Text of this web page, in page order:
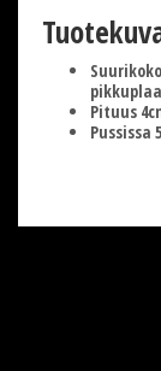
Pituus
Pussissa